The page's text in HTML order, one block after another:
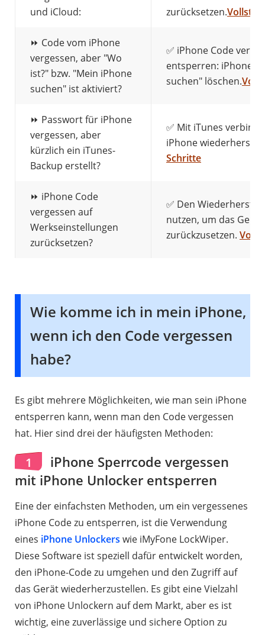
und iCloud:
zurücksetzen.
⏩ Code vom iPhone
vergessen, aber "Wo
ist?" bzw. "Mein iPhone
suchen" ist aktiviert?
✅ iPhone Code
entsperren: iPhone
suchen" löschen.
⏩ Passwort für iPhone
vergessen, aber
kürzlich ein iTunes-
Backup erstellt?
✅ Mit iTunes
iPhone
Schritte
⏩ iPhone Code
vergessen auf
Werkseinstellungen
zurücksetzen?
✅ Den
nutzen, um das
zurückzusetzen.
Wie komme ich in mein iPhone,
wenn ich den Code vergessen
habe?
Es gibt mehrere Möglichkeiten, wie man sein iPhone
entsperren kann, wenn man den Code vergessen
hat. Hier sind drei der häufigsten Methoden:
1
iPhone Sperrcode vergessen
mit iPhone Unlocker entsperren
Eine der einfachsten Methoden, um ein vergessenes
iPhone Code zu entsperren, ist die Verwendung
eines iPhone Unlockers wie iMyFone LockWiper.
Diese Software ist speziell dafür entwickelt worden,
den iPhone-Code zu umgehen und den Zugriff auf
das Gerät wiederherzustellen. Es gibt eine Vielzahl
von iPhone Unlockern auf dem Markt, aber es ist
wichtig, eine zuverlässige und sichere Option zu